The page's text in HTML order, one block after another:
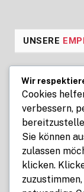
UNSERE
Wir
Cookies
verbessern,
Sie können
zulassen
klicken.